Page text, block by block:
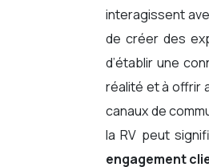
interagissent
de créer des
d’établir une
réalité et à offrir
canaux de
la RV peut
engagement